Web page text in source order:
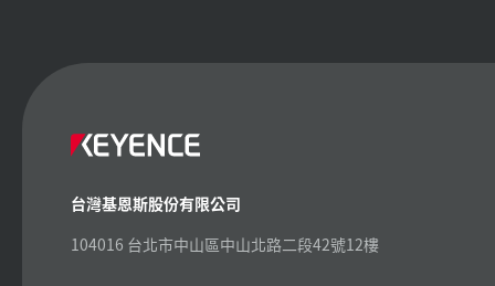
台灣基恩斯股份有限公司
104016 台北市中山區中山北路二段42號12樓